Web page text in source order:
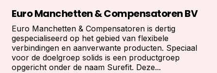
Euro Manchetten & Compensatoren BV
Euro Manchetten & Compensatoren is dertig
gespecialiseerd op het gebied van flexibele
verbindingen en aanverwante producten. Speciaal
voor de doelgroep solids is een productgroep
opgericht onder de naam Surefit. Deze...